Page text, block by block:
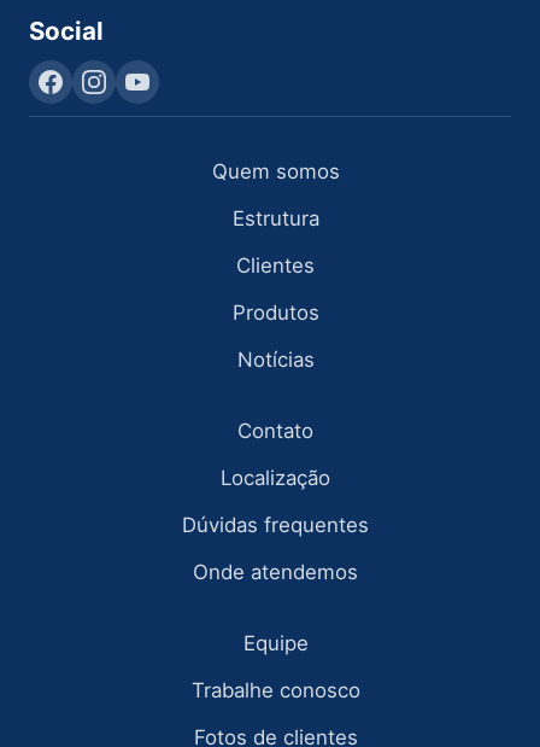
Social
Quem somos
Estrutura
Clientes
Produtos
Notícias
Contato
Localização
Dúvidas frequentes
Onde atendemos
Equipe
Trabalhe conosco
Fotos de clientes